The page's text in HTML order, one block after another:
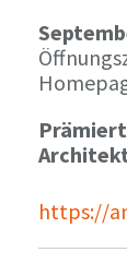
https://